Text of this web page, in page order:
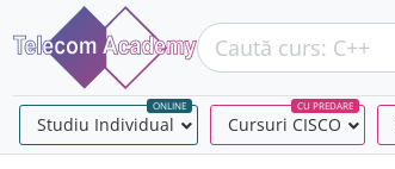
Studiu Individual –
ONLINE
Cursuri CISCO –
CU PREDARE